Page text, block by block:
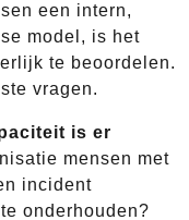
een intern,
model, is het
te beoordelen.
vragen.
is er
mensen met
incident
onderhouden?